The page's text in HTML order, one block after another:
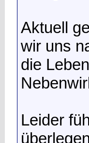
Aktuell
wir uns
die
Leider